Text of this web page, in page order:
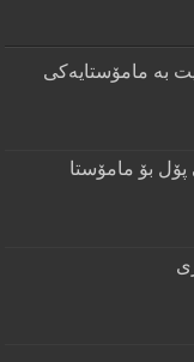
بە مامۆستایەکی
پۆل بۆ مامۆستا